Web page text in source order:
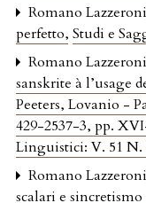
Romano
perfetto, Studi e
Romano
sanskrite à l’usage
Peeters, Lovanio -
429-2537-3, pp.
Linguistici: V. 51 N.
Romano
scalari e